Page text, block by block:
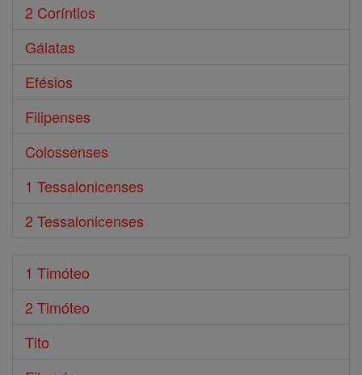
2 Coríntios
Gálatas
Efésios
Filipenses
Colossenses
1 Tessalonicenses
2 Tessalonicenses
1 Timóteo
2 Timóteo
Tito